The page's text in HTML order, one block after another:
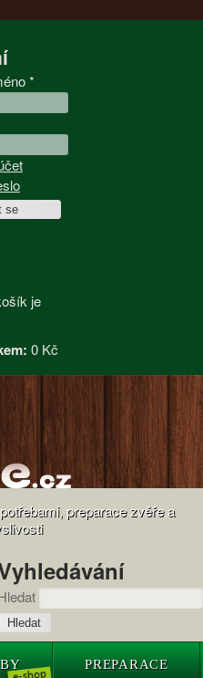
*
je
0 Kč
preparace zvěře a
PREPARACE